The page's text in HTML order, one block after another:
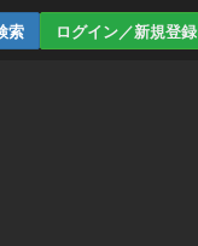
ログイン／新規登録